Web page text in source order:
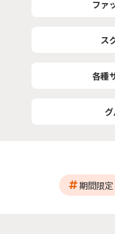
ファ
ス
各種
期間限定